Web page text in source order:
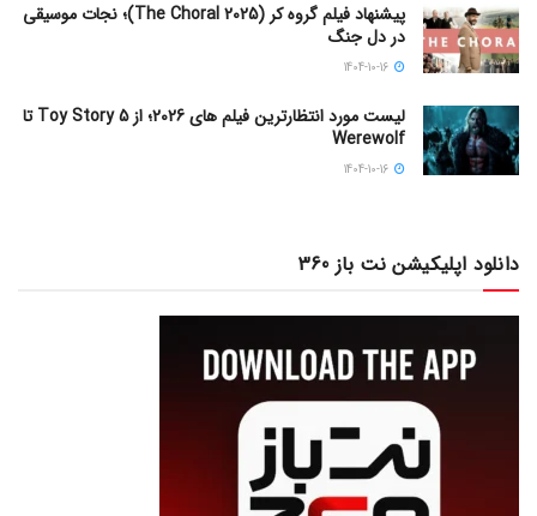
پیشنهاد فیلم گروه کر (The Choral 2025)؛ نجات موسیقی
در دل جنگ
لیست مورد انتظارترین فیلم های 2026؛ از Toy Story 5 تا
Werewolf
دانلود اپلیکیشن نت باز 360